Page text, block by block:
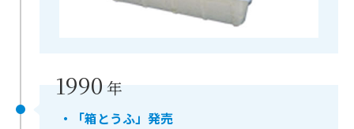
1990 年
・「箱とうふ」発売